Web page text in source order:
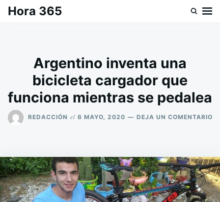
SaltarBuscar:
Hora 365
Argentino inventa una
bicicleta cargador que
funciona mientras se pedalea
REDACCIÓN el 6 MAYO, 2020 DEJA UN COMENTARIO
SE